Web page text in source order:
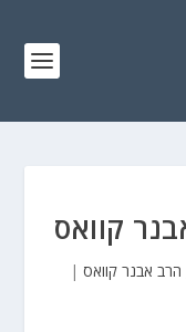
הרב אבנר קוואס |